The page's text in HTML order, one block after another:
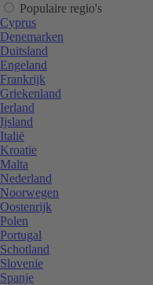
Populaire regio's
Cyprus
Denemarken
Duitsland
Engeland
Frankrijk
Griekenland
Ierland
Ijsland
Italië
Kroatie
Malta
Nederland
Noorwegen
Oostenrijk
Polen
Portugal
Schotland
Slovenie
Spanje